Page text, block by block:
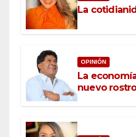
La
OPINIÓN
La
nuevo